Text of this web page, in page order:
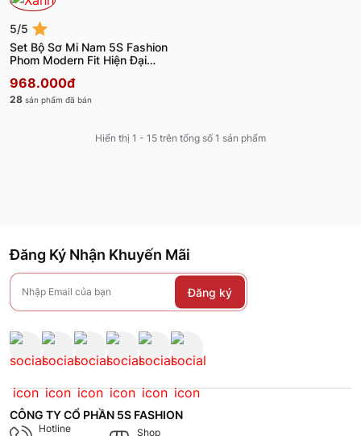
5/5
Set Bộ Sơ Mi Nam 5S Fashion
Phom Modern Fit Hiện Đại
968.000đ
28 sản phẩm đã bán
Hiển thị 1 - 15 trên tổng số 1 sản phẩm
Đăng Ký Nhận Khuyến Mãi
Đăng ký
CÔNG TY CỔ PHẦN 5S FASHION
Hotline Shop